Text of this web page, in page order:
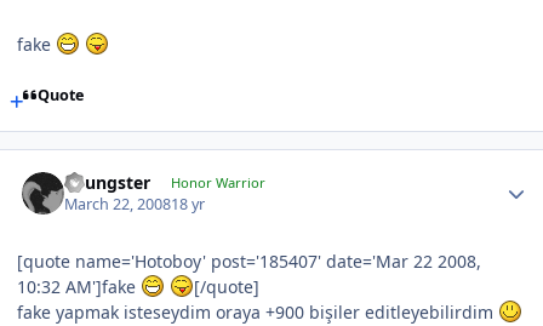
fake
Quote
Youngster Honor Warrior
March 22, 200818 yr
[quote name='Hotoboy' post='185407' date='Mar 22 2008,
10:32 AM']fake
[/quote]
fake yapmak isteseydim oraya +900 bişiler editleyebilirdim